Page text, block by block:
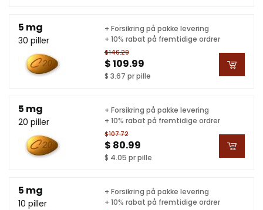
5 mg
30 piller
$146.29
$ 109.99
$ 3.67 pr pille
+ Forsikring på pakke levering
+ 10% rabat på fremtidige ordrer
5 mg
20 piller
$107.72
$ 80.99
$ 4.05 pr pille
+ Forsikring på pakke levering
+ 10% rabat på fremtidige ordrer
5 mg
10 piller
+ Forsikring på pakke levering
+ 10% rabat på fremtidige ordrer